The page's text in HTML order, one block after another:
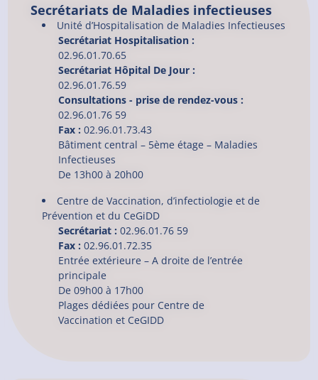
Secrétariats de Maladies infectieuses
Unité d’Hospitalisation de Maladies Infectieuses
Secrétariat Hospitalisation :
02.96.01.70.65
Secrétariat Hôpital De Jour :
02.96.01.76.59
Consultations - prise de rendez-vous :
02.96.01.76 59
Fax : 02.96.01.73.43
Bâtiment central – 5ème étage – Maladies
Infectieuses
De 13h00 à 20h00
Centre de Vaccination, d’infectiologie et de
Prévention et du CeGiDD
Secrétariat : 02.96.01.76 59
Fax : 02.96.01.72.35
Entrée extérieure – A droite de l’entrée
principale
De 09h00 à 17h00
Plages dédiées pour Centre de
Vaccination et CeGIDD